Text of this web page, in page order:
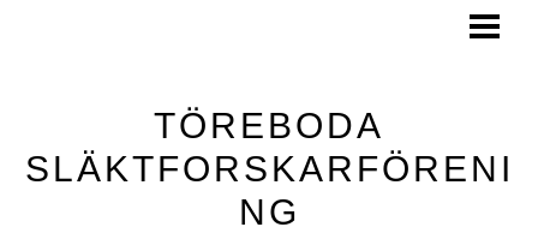
TÖREBODA
SLÄKTFORSKARFÖRENI
NG